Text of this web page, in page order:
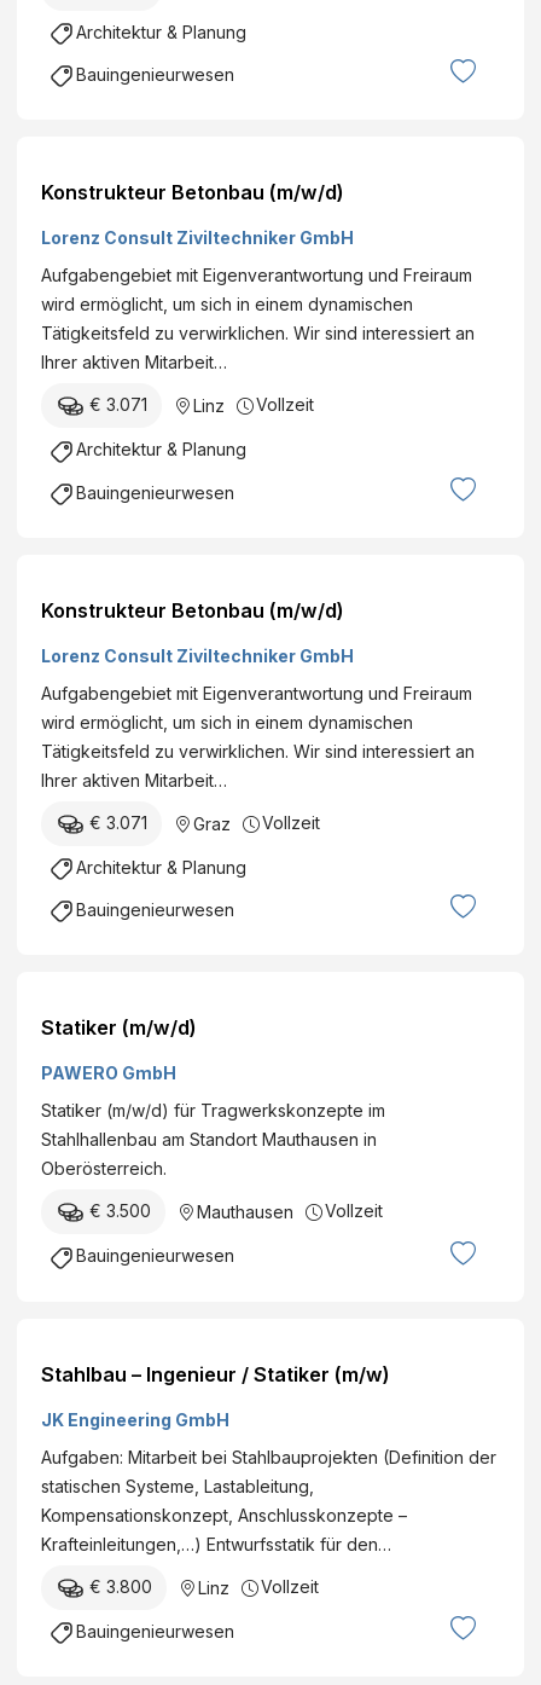
Architektur & Planung
Bauingenieurwesen
Konstrukteur Betonbau (m/w/d)
Lorenz Consult Ziviltechniker GmbH
Aufgabengebiet mit Eigenverantwortung und Freiraum
wird ermöglicht, um sich in einem dynamischen
Tätigkeitsfeld zu verwirklichen. Wir sind interessiert an
Ihrer aktiven Mitarbeit…
€ 3.071 Linz Vollzeit
Architektur & Planung
Bauingenieurwesen
Konstrukteur Betonbau (m/w/d)
Lorenz Consult Ziviltechniker GmbH
Aufgabengebiet mit Eigenverantwortung und Freiraum
wird ermöglicht, um sich in einem dynamischen
Tätigkeitsfeld zu verwirklichen. Wir sind interessiert an
Ihrer aktiven Mitarbeit…
€ 3.071 Graz Vollzeit
Architektur & Planung
Bauingenieurwesen
Statiker (m/w/d)
PAWERO GmbH
Statiker (m/w/d) für Tragwerkskonzepte im
Stahlhallenbau am Standort Mauthausen in
Oberösterreich.
€ 3.500 Mauthausen Vollzeit
Bauingenieurwesen
Stahlbau – Ingenieur / Statiker (m/w)
JK Engineering GmbH
Aufgaben: Mitarbeit bei Stahlbauprojekten (Definition der
statischen Systeme, Lastableitung,
Kompensationskonzept, Anschlusskonzepte –
Krafteinleitungen,…) Entwurfsstatik für den…
€ 3.800 Linz Vollzeit
Bauingenieurwesen